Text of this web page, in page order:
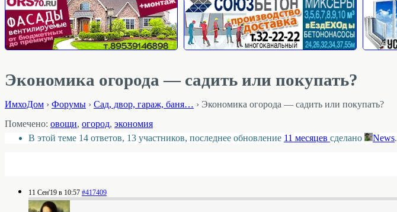
Экономика огорода — садить или покупать?
ИмхоДом › Форумы › Cад, двор, гараж, баня… › Экономика огорода — садить или покупать?
Помечено: овощи, огород, экономия
В этой теме 14 ответов, 13 участников, последнее обновление 11 месяцев сделано News.
11 Сен'19 в 10:57 #417409